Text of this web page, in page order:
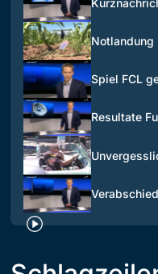
Notlandung
Spiel FCL
Resultate